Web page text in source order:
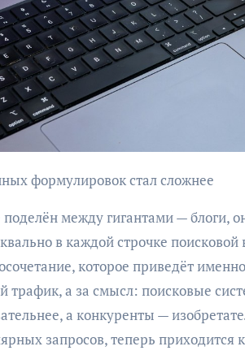
формулировок стал сложнее
поделён между гигантами — блоги,
в каждой строчке
которое приведёт
трафик, а за смысл: поисковые
а конкуренты —
запросов, теперь приходится